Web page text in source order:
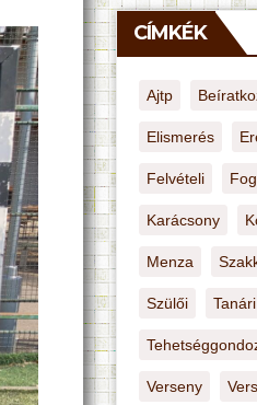
CÍMKÉK
Ajtp
Elismerés
Felvételi
Karácsony
Menza
Szülői
Verseny